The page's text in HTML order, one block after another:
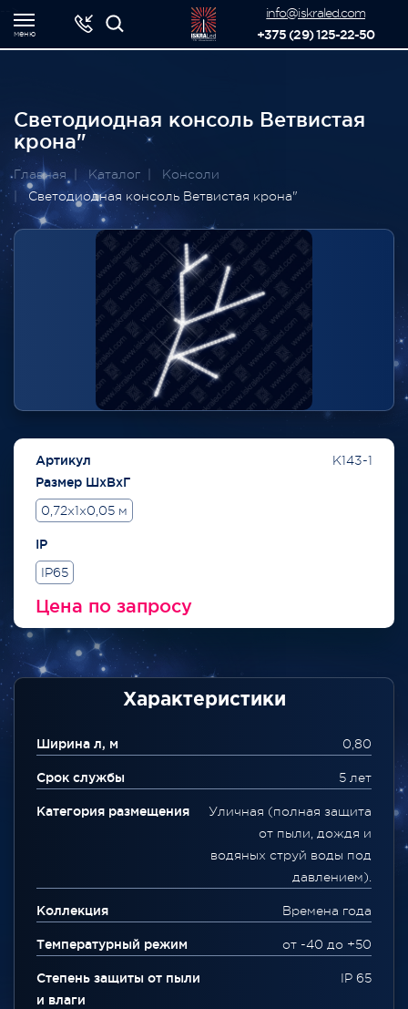
-->
меню
info@iskraled.com
+375 (29) 125-22-50
Светодиодная консоль Ветвистая
крона"
Главная Каталог
Консоли
Светодиодная консоль Ветвистая крона"
Артикул
K143-1
Размер ШхВхГ
0,72x1x0,05 м
IP
IP65
Цена по запросу
Характеристики
Ширина л, м 0,80
Срок службы 5 лет
Категория размещения
Уличная (полная защита
от пыли, дождя и
водяных струй воды под
давлением).
Коллекция Времена года
Температурный режим от -40 до +50
Степень защиты от пыли
и влаги
IP 65